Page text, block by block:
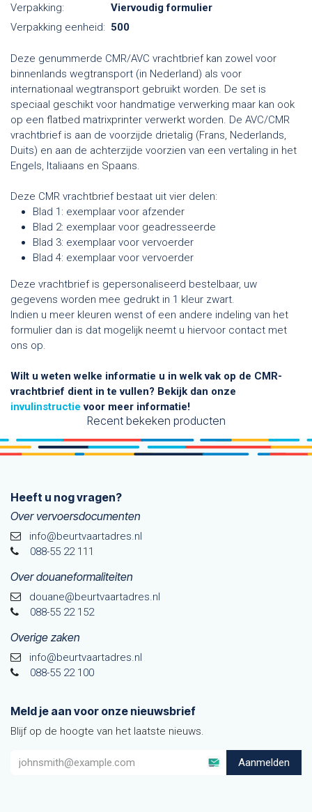
Verpakking:
Viervoudig formulier
Verpakking eenheid: 500
Deze genummerde CMR/AVC vrachtbrief kan zowel voor
binnenlands wegtransport (in Nederland) als voor
internationaal wegtransport gebruikt worden. De set is
speciaal geschikt voor handmatige verwerking maar kan ook
op een flatbed matrixprinter verwerkt worden. De AVC/CMR
vrachtbrief is aan de voorzijde drietalig (Frans, Nederlands,
Duits) en aan de achterzijde voorzien van een vertaling in het
Engels, Italiaans en Spaans.
Deze CMR vrachtbrief bestaat uit vier delen:
Blad 1: exemplaar voor afzender
Blad 2: exemplaar voor geadresseerde
Blad 3: exemplaar voor vervoerder
Blad 4: exemplaar voor vervoerder
Deze vrachtbrief is gepersonaliseerd bestelbaar, uw
gegevens worden mee gedrukt in 1 kleur zwart.
Indien u meer kleuren wenst of een andere indeling van het
formulier dan is dat mogelijk neemt u hiervoor contact met
ons op.
Wilt u weten welke informatie u in welk vak op de CMR-
vrachtbrief dient in te vullen? Bekijk dan onze
invulinstructievoor meer informatie!
Recent bekeken producten
Heeft u nog vragen?
Over vervoersdocumenten
info@beurtvaartadres.nl
088-55 22 111
Over douaneformaliteiten
douane@beurtvaarta​dres.nl
088-55 22 152
Overige zaken
info@beurtvaartadres.nl
088-55 22 100
Meld je aan voor onze nieuwsbrief
Blijf op de hoogte van het laatste nieuws.
Aanmelden